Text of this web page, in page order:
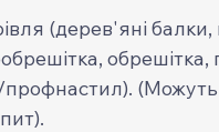
(дерев'яні
(Можуть